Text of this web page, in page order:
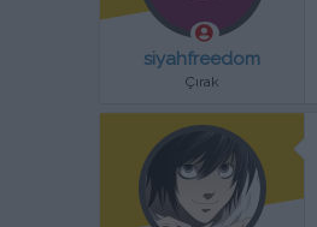
siyahfreedom
Çırak